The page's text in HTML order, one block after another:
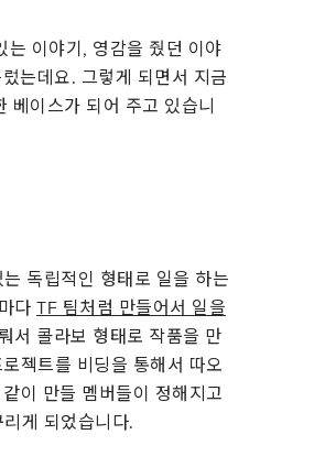
는 이야기, 영감을 줬던 이야
는데요. 그렇게 되면서 지금
이스가 되어 주고 있습니
독립적인 형태로 일을 하는
다 TF 팀처럼 만들어서 일을
서 콜라보 형태로 작품을 만
젝트를 비딩을 통해서 따오
이 만들 멤버들이 정해지고
게 되었습니다.